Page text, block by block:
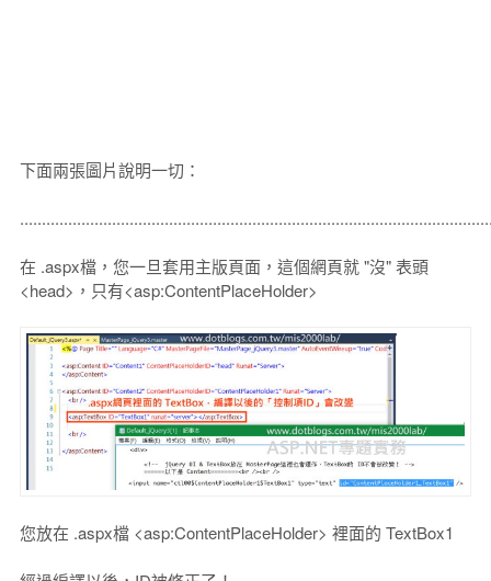
下面兩張圖片說明一切：
在 .aspx檔，您一旦套用主版頁面，這個網頁就 "沒" 表頭
<head>，只有<asp:ContentPlaceHolder>
您放在 .aspx檔 <asp:ContentPlaceHolder> 裡面的 TextBox1